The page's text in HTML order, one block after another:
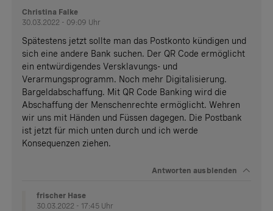
Christina Falke
30.03.2022 - 09:09 Uhr
Spätestens jetzt sollte man das Postkonto kündigen und
sich eine andere Bank suchen. Der QR Code ermöglicht
ein entwürdigendes Versklavungs- und
Verarmungsprogramm. Noch mehr Digitalisierung.
Bargeldabschaffung. Mit QR Code Banking wird die
Abschaffung der Menschenrechte ermöglicht. Wehren
wir uns mit Händen und Füssen dagegen. Die Postbank
ist jetzt für mich unten durch und ich werde
Konsequenzen ziehen.
Antworten ausblenden
frischer Hase
30.03.2022 - 17:45 Uhr